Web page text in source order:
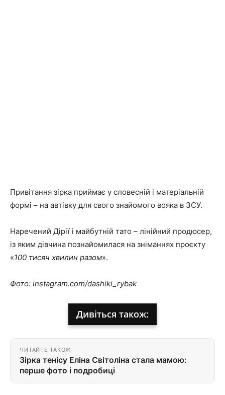
Привітання зірка приймає у словесній і матеріальній
формі – на автівку для свого знайомого вояка в ЗСУ.
Наречений Дірії і майбутній тато – лінійний продюсер,
із яким дівчина познайомилася на зніманнях проєкту
«100 тисяч хвилин разом».
Фото: instagram.com/dashiki_rybak
Дивіться також:
ЧИТАЙТЕ ТАКОЖ
Зірка тенісу Еліна Світоліна стала мамою:
перше фото і подробиці